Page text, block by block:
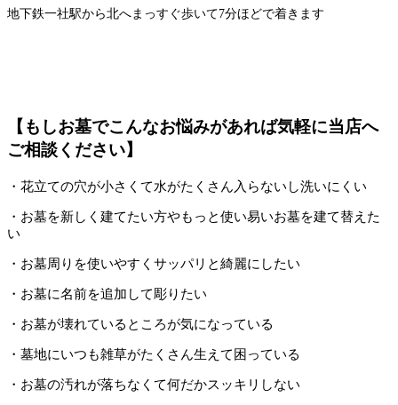
地下鉄一社駅から北へまっすぐ歩いて7分ほどで着きます
【もしお墓でこんなお悩みがあれば気軽に当店へ
ご相談ください】
・花立ての穴が小さくて水がたくさん入らないし洗いにくい
・お墓を新しく建てたい方やもっと使い易いお墓を建て替えた
い
・お墓周りを使いやすくサッパリと綺麗にしたい
・お墓に名前を追加して彫りたい
・お墓が壊れているところが気になっている
・墓地にいつも雑草がたくさん生えて困っている
・お墓の汚れが落ちなくて何だかスッキリしない